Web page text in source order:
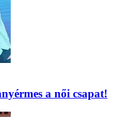
a női csapat!